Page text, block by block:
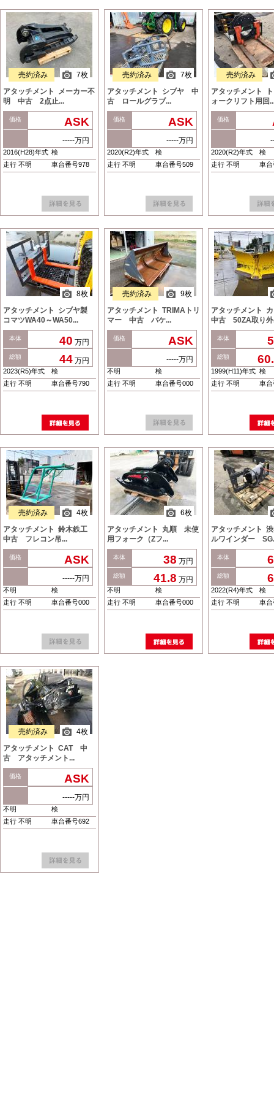
7枚
売約済み
アタッチメント メーカー不
明 中古 2点止...
価格 ASK
-----万円
2016(H28)年式 検
走行 不明
車台番号978
7枚
売約済み
アタッチメント シブヤ 中
古 ロールグラブ...
価格 ASK
-----万円
2020(R2)年式
検
走行 不明
車台番号509
売約済み
アタッチメント
ォークリフト用回
価格
2020(R2)年式
検
走行 不明
車台
8枚
アタッチメント シブヤ製
コマツWA40～WA50...
本体 40 万円
総額 44 万円
2023(R5)年式
検
走行 不明
車台番号790
9枚
売約済み
アタッチメント TRIMAトリ
マー 中古 バケ...
価格 ASK
-----万円
不明
検
走行 不明
車台番号000
アタッチメント
中古 50ZA取り
本体
総額
1999(H11)年式 検
走行 不明
車台
4枚
売約済み
アタッチメント 鈴木鉄工
中古 フレコン吊...
価格 ASK
-----万円
不明
検
走行 不明
車台番号000
6枚
アタッチメント 丸順 未使
用フォーク（Zフ...
本体 38 万円
総額 41.8 万円
不明
検
走行 不明
車台番号000
アタッチメント
ルワインダー
本体
総額
2022(R4)年式
検
走行 不明
車台
4枚
売約済み
アタッチメント CAT 中
古 アタッチメント...
価格 ASK
-----万円
不明
検
走行 不明
車台番号692